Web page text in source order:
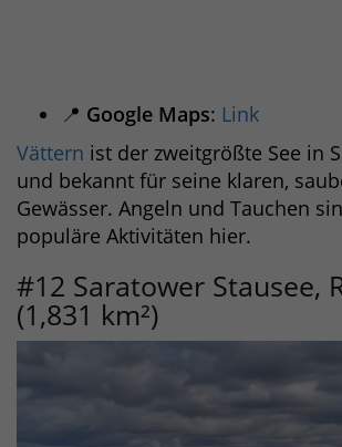
📍 Google Maps: Link
Vättern ist der zweitgrößte See in
und bekannt für seine klaren,
Gewässer. Angeln und Tauchen
populäre Aktivitäten hier.
#12 Saratower Stausee,
(1,831 km²)